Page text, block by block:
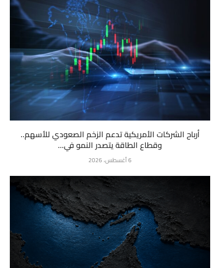
أرباح الشركات الأمريكية تدعم الزخم الصعودي للأسهم..
وقطاع الطاقة يتصدر النمو في...
6 أغسطس، 2026